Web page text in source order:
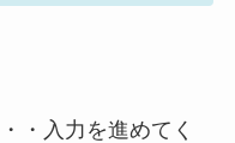
・入力を進めてく